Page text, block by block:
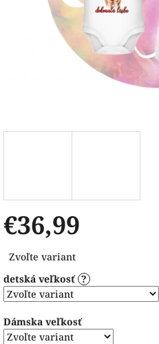
€36,99
cena:
Zvoľte variant
detská veľkosť ?
Dámska veľkosť